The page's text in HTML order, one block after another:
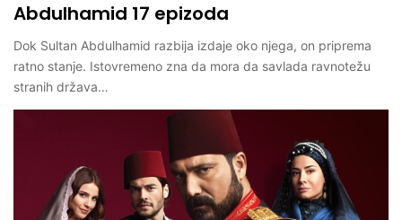
Abdulhamid 17 epizoda
Dok Sultan Abdulhamid razbija izdaje oko njega, on priprema
ratno stanje. Istovremeno zna da mora da savlada ravnotežu
stranih država…